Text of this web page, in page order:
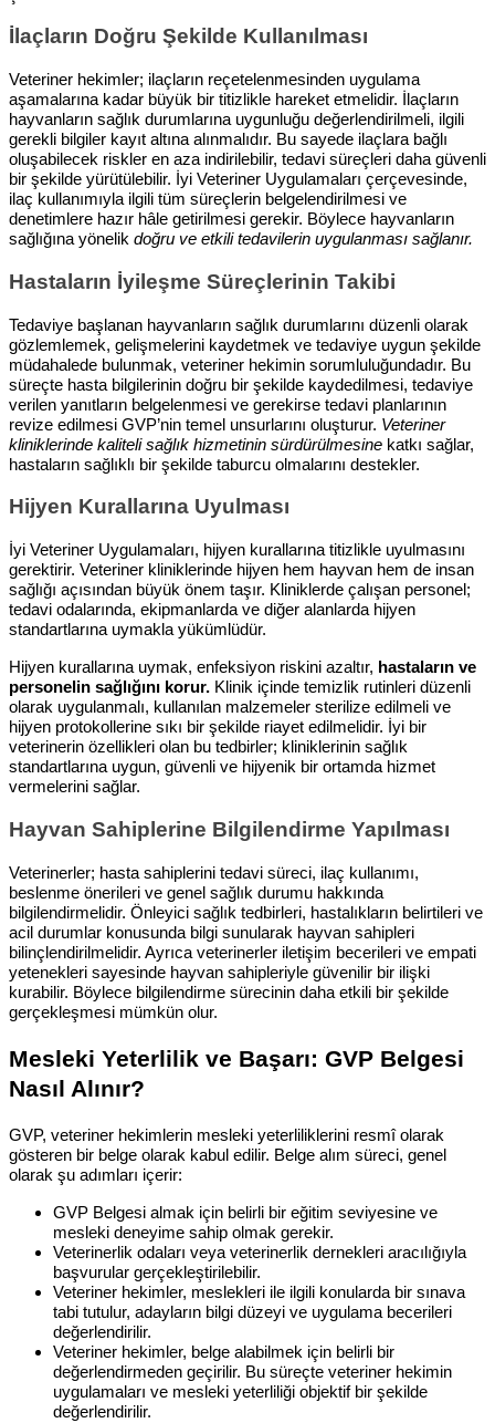
İlaçların Doğru Şekilde Kullanılması
Veteriner hekimler; ilaçların reçetelenmesinden uygulama
aşamalarına kadar büyük bir titizlikle hareket etmelidir. İlaçların
hayvanların sağlık durumlarına uygunluğu değerlendirilmeli, ilgili
gerekli bilgiler kayıt altına alınmalıdır. Bu sayede ilaçlara bağlı
oluşabilecek riskler en aza indirilebilir, tedavi süreçleri daha güvenli
bir şekilde yürütülebilir. İyi Veteriner Uygulamaları çerçevesinde,
ilaç kullanımıyla ilgili tüm süreçlerin belgelendirilmesi ve
denetimlere hazır hâle getirilmesi gerekir. Böylece hayvanların
sağlığına yönelik doğru ve etkili tedavilerin uygulanması sağlanır.
Hastaların İyileşme Süreçlerinin Takibi
Tedaviye başlanan hayvanların sağlık durumlarını düzenli olarak
gözlemlemek, gelişmelerini kaydetmek ve tedaviye uygun şekilde
müdahalede bulunmak, veteriner hekimin sorumluluğundadır. Bu
süreçte hasta bilgilerinin doğru bir şekilde kaydedilmesi, tedaviye
verilen yanıtların belgelenmesi ve gerekirse tedavi planlarının
revize edilmesi GVP’nin temel unsurlarını oluşturur. Veteriner
kliniklerinde kaliteli sağlık hizmetinin sürdürülmesine katkı sağlar,
hastaların sağlıklı bir şekilde taburcu olmalarını destekler.
Hijyen Kurallarına Uyulması
İyi Veteriner Uygulamaları, hijyen kurallarına titizlikle uyulmasını
gerektirir. Veteriner kliniklerinde hijyen hem hayvan hem de insan
sağlığı açısından büyük önem taşır. Kliniklerde çalışan personel;
tedavi odalarında, ekipmanlarda ve diğer alanlarda hijyen
standartlarına uymakla yükümlüdür.
Hijyen kurallarına uymak, enfeksiyon riskini azaltır, hastaların ve
personelin sağlığını korur. Klinik içinde temizlik rutinleri düzenli
olarak uygulanmalı, kullanılan malzemeler sterilize edilmeli ve
hijyen protokollerine sıkı bir şekilde riayet edilmelidir. İyi bir
veterinerin özellikleri olan bu tedbirler; kliniklerinin sağlık
standartlarına uygun, güvenli ve hijyenik bir ortamda hizmet
vermelerini sağlar.
Hayvan Sahiplerine Bilgilendirme Yapılması
Veterinerler; hasta sahiplerini tedavi süreci, ilaç kullanımı,
beslenme önerileri ve genel sağlık durumu hakkında
bilgilendirmelidir. Önleyici sağlık tedbirleri, hastalıkların belirtileri ve
acil durumlar konusunda bilgi sunularak hayvan sahipleri
bilinçlendirilmelidir. Ayrıca veterinerler iletişim becerileri ve empati
yetenekleri sayesinde hayvan sahipleriyle güvenilir bir ilişki
kurabilir. Böylece bilgilendirme sürecinin daha etkili bir şekilde
gerçekleşmesi mümkün olur.
Mesleki Yeterlilik ve Başarı: GVP Belgesi
Nasıl Alınır?
GVP, veteriner hekimlerin mesleki yeterliliklerini resmî olarak
gösteren bir belge olarak kabul edilir. Belge alım süreci, genel
olarak şu adımları içerir:
GVP Belgesi almak için belirli bir eğitim seviyesine ve
mesleki deneyime sahip olmak gerekir.
Veterinerlik odaları veya veterinerlik dernekleri aracılığıyla
başvurular gerçekleştirilebilir.
Veteriner hekimler, meslekleri ile ilgili konularda bir sınava
tabi tutulur, adayların bilgi düzeyi ve uygulama becerileri
değerlendirilir.
Veteriner hekimler, belge alabilmek için belirli bir
değerlendirmeden geçirilir. Bu süreçte veteriner hekimin
uygulamaları ve mesleki yeterliliği objektif bir şekilde
değerlendirilir.